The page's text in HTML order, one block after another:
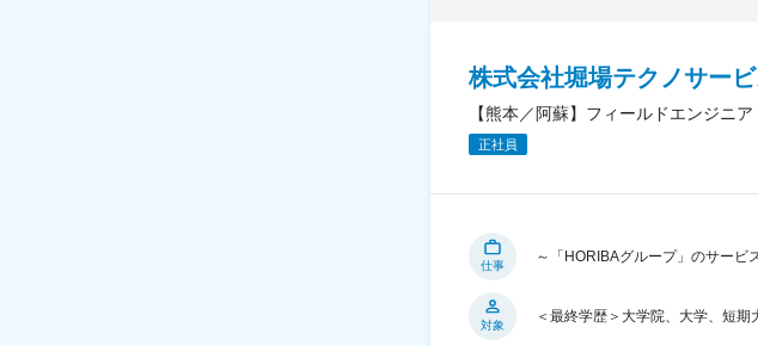
株式会社堀場テクノサー
【熊本／阿蘇】フィールドエンジニ
正社員
仕事
～「HORIBAグループ」のサー
対象
＜最終学歴＞大学院、大学、短